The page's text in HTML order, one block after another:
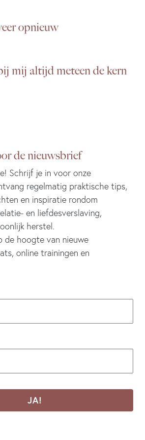
opnieuw
mij altijd meteen de kern
de nieuwsbrief
Schrijf je in voor onze
regelmatig praktische tips,
en inspiratie rondom
en liefdesverslaving,
herstel.
de hoogte van nieuwe
online trainingen en